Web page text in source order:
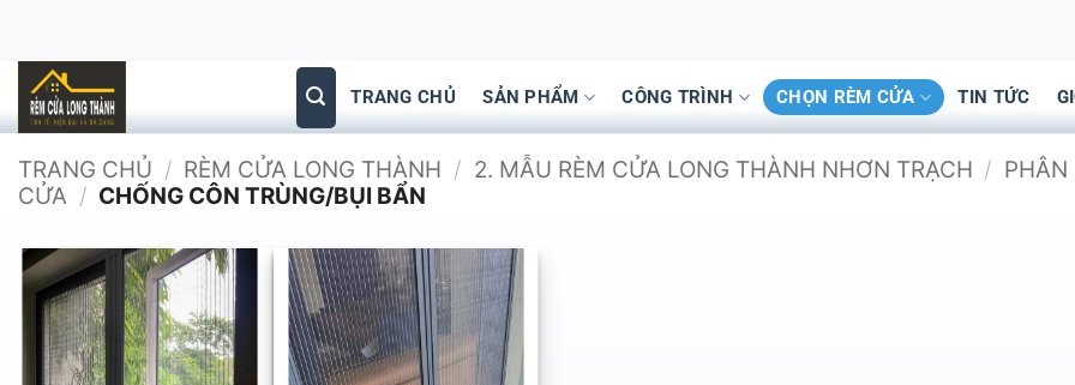
dung
TRANG CHỦ SẢN PHẨM CÔNG TRÌNH CHỌN RÈM CỬA TIN TỨC
TRANG CHỦ / RÈM CỬA LONG THÀNH / 2. MẪU RÈM CỬA LONG THÀNH NHƠN TRẠCH / PHÂN
CỬA / CHỐNG CÔN TRÙNG/BỤI BẨN